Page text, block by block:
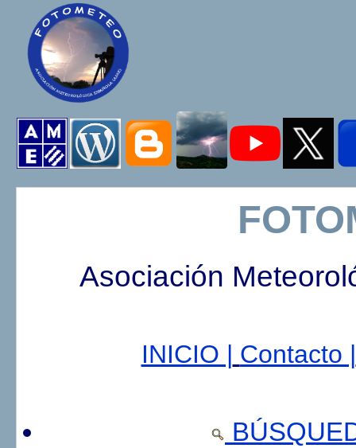
Asociación
INICIO | Contacto |